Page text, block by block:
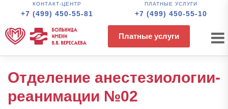
КОНТАКТ-ЦЕНТР
+7 (499) 450-55-81
ПЛАТНЫЕ УСЛУГИ
+7 (499) 450-55-10
Платные услуги
Отделение анестезиологии-
реанимации №02